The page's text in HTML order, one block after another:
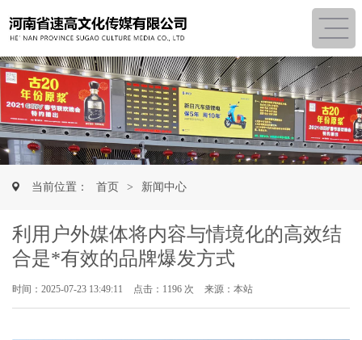
当前位置： 首页 > 新闻中心
利用户外媒体将内容与情境化的高效结
合是*有效的品牌爆发方式
时间：2025-07-23 13:49:11 点击：1196 次 来源：本站